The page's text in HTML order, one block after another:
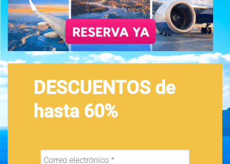
DESCUENTOS de
hasta 60%